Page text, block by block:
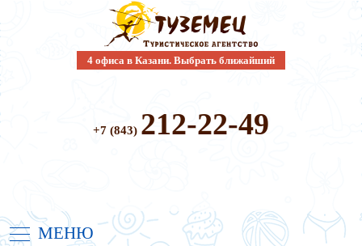
4 офиса в Казани. Выбрать ближайший
+7 (843) 212-22-49
МЕНЮ